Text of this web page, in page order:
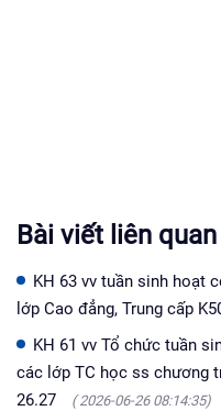
Bài viết liên quan
KH 63 vv tuần sinh hoạt
lớp Cao đẳng, Trung cấp
KH 61 vv Tổ chức tuần
các lớp TC học ss chương
26.27
( 2026-06-26 08:14:35)